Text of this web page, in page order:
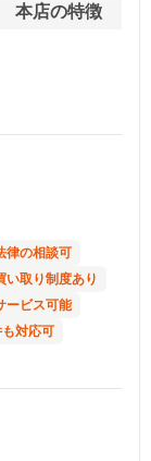
本店の特徴
律の相談可
い取り制度あり
ービス可能
対応可